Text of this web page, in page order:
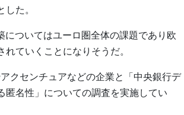
した。
についてはユーロ圏全体の課題であり欧
れていくことになりそうだ。
クセンチュアなどの企業と「中央銀行デ
匿名性」についての調査を実施してい